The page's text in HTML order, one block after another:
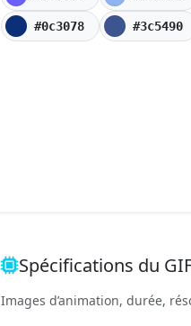
#0c3078 #3c5490
Spécifications du
Images d’animation, durée,